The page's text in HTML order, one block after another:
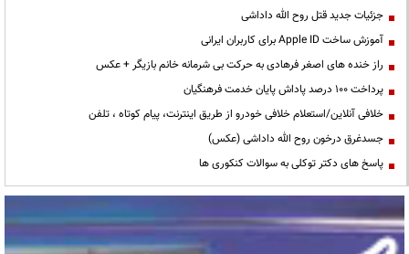
جزئیات جدید قتل روح الله داداشی
آموزش ساخت Apple ID برای کاربران ایرانی
راز خنده های اصغر فرهادی به حرکت بی شرمانه خانم بازیگر + عکس
پرداخت ۱۰۰ درصد پاداش پایان خدمت فرهنگیان
خلافی آنلاین/استعلام خلافی خودرو از طریق اینترنت، پیام کوتاه ، تلفن
جسدغرق درخون روح الله داداشی (عکس)
پاسخ های دکتر توکلی به سوالات کنکوری ها